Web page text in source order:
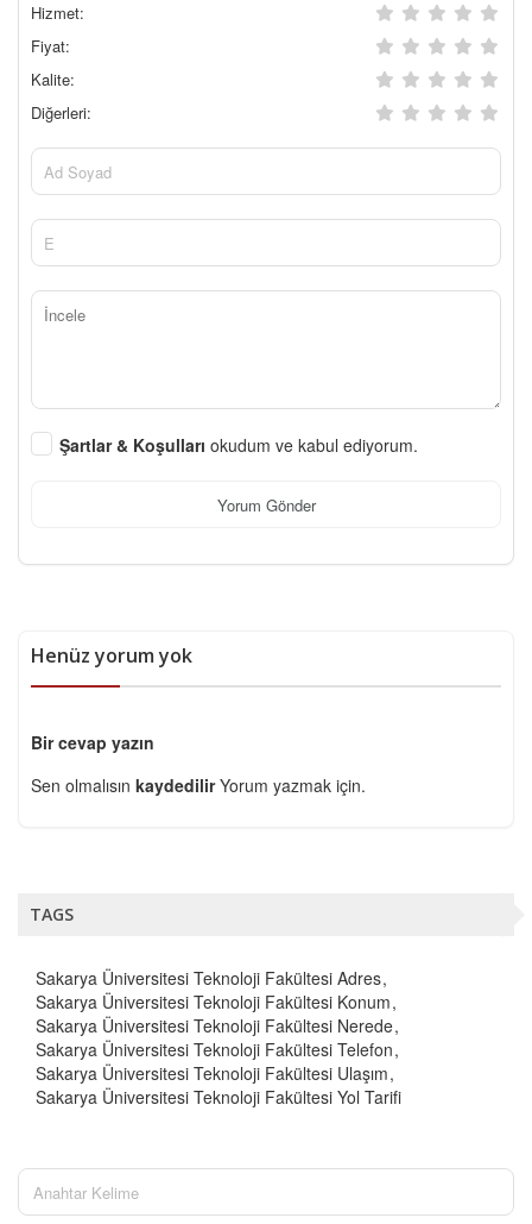
Hizmet:
Fiyat:
Kalite:
Diğerleri:
Şartlar & Koşulları okudum ve kabul ediyorum.
Yorum Gönder
Henüz yorum yok
Bir cevap yazın
Sen olmalısın kaydedilirYorum yazmak için.
TAGS
Sakarya Üniversitesi Teknoloji Fakültesi Adres
Sakarya Üniversitesi Teknoloji Fakültesi Konum
Sakarya Üniversitesi Teknoloji Fakültesi Nerede
Sakarya Üniversitesi Teknoloji Fakültesi Telefon
Sakarya Üniversitesi Teknoloji Fakültesi Ulaşım
Sakarya Üniversitesi Teknoloji Fakültesi Yol Tarifi